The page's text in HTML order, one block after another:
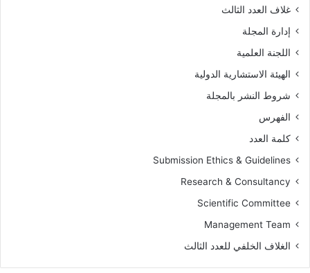
غلاف العدد الثالث
إدارة المجلة
اللجنة العلمية
الهيئة الاستشارية الدولية
شروط النشر بالمجلة
الفهرس
كلمة العدد
Submission Ethics & Guidelines
Research & Consultancy
Scientific Committee
Management Team
الغلاف الخلفي للعدد الثالث